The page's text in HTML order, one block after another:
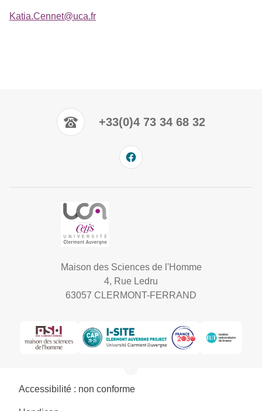
Katia.Cennet@uca.fr
+33(0)4 73 34 68 32
Maison des Sciences de l'Homme
4, Rue Ledru
63057 CLERMONT-FERRAND
Accessibilité : non conforme